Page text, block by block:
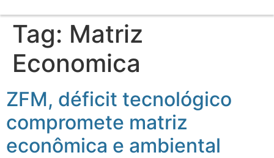
Tag: Matriz
Economica
ZFM, déficit tecnológico
compromete matriz
econômica e ambiental